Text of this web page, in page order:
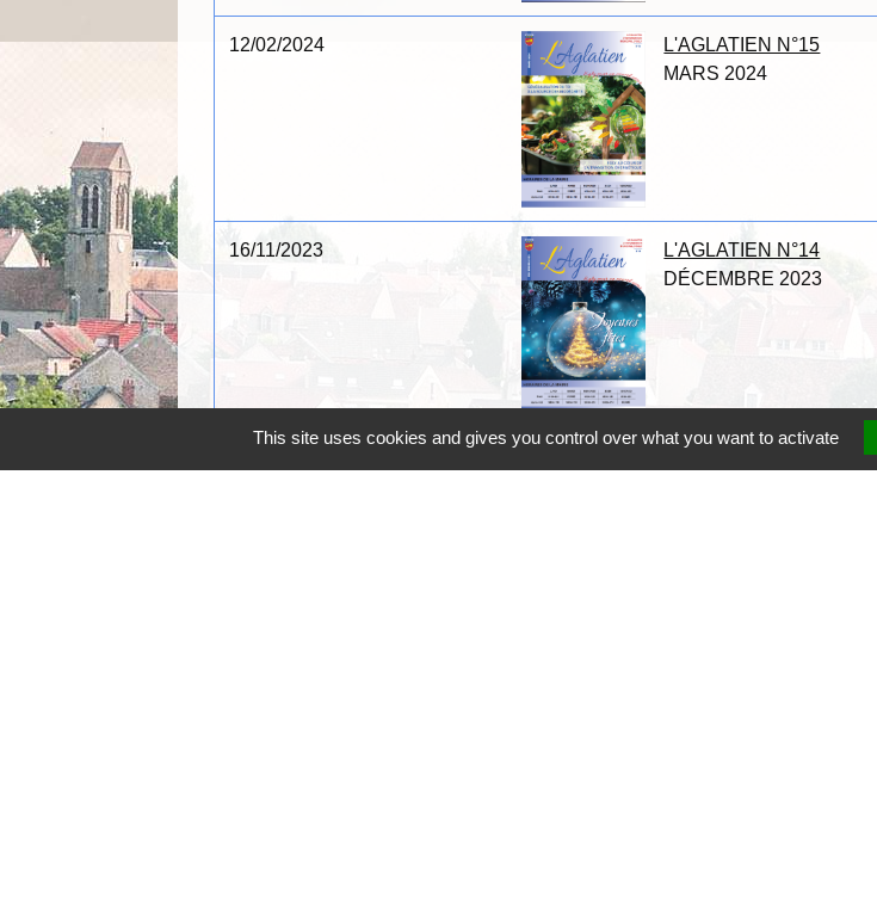
12/02/2024
L'AGLATIEN N°15
MARS 2024
16/11/2023
L'AGLATIEN N°14
DÉCEMBRE 2023
This site uses cookies and gives you control over what you want to activate